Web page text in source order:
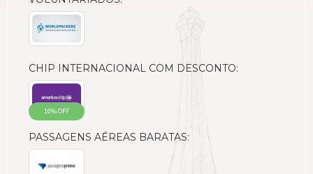
CHIP INTERNACIONAL COM DESCONTO:
10% OFF
PASSAGENS AÉREAS BARATAS: